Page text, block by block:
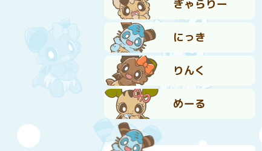
ぎゃらりー
にっき
りんく
めーる